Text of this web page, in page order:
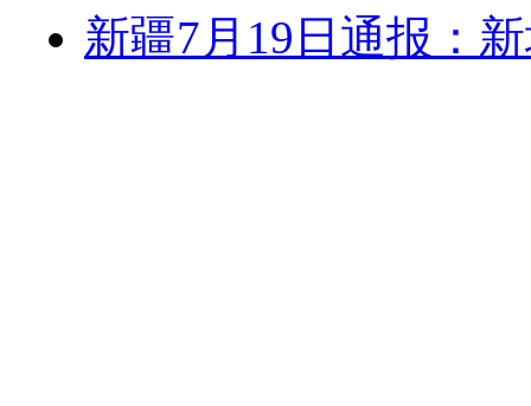
新疆7月19日通报：